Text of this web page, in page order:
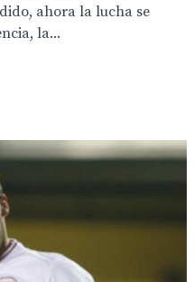
ahora la lucha se
la...